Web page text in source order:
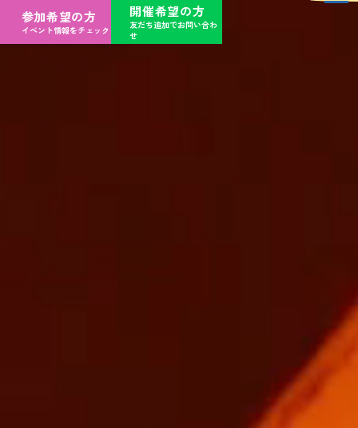
参加希望の方
イベント情報をチェック
開催希望の方
友だち追加でお問い合わ
せ